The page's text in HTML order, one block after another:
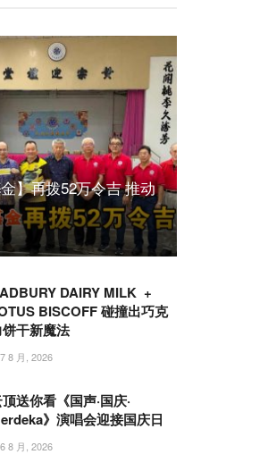
】再拨52万令吉 推动
DAIRY MILK +
BISCOFF 碰撞出巧克
饼干新魔法
8 月, 2026
送你看《国声·国庆·
》演唱会迎接国庆日
8 月, 2026